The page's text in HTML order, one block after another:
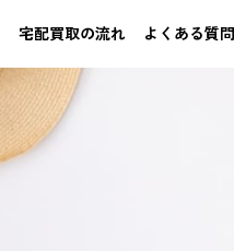
宅配買取の流れ よくある質問